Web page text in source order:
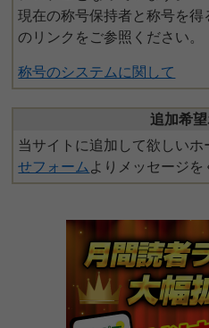
現在の称号保持者と称号を
のリンクをご参照ください。
称号のシステムに関して
追加希
当サイトに追加して欲しいホ
せフォーム よりメッセージを